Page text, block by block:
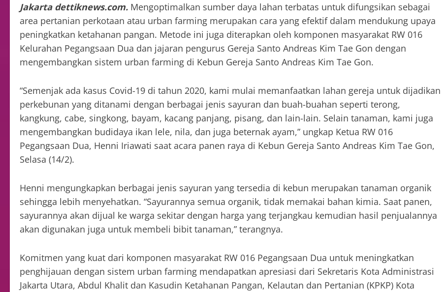
Jakarta dettiknews.com. Mengoptimalkan sumber daya lahan terbatas untuk difungsikan sebagai
area pertanian perkotaan atau urban farming merupakan cara yang efektif dalam mendukung upaya
peningkatkan ketahanan pangan. Metode ini juga diterapkan oleh komponen masyarakat RW 016
Kelurahan Pegangsaan Dua dan jajaran pengurus Gereja Santo Andreas Kim Tae Gon dengan
mengembangkan sistem urban farming di Kebun Gereja Santo Andreas Kim Tae Gon.
“Semenjak ada kasus Covid-19 di tahun 2020, kami mulai memanfaatkan lahan gereja untuk dijadikan
perkebunan yang ditanami dengan berbagai jenis sayuran dan buah-buahan seperti terong,
kangkung, cabe, singkong, bayam, kacang panjang, pisang, dan lain-lain. Selain tanaman, kami juga
mengembangkan budidaya ikan lele, nila, dan juga beternak ayam,” ungkap Ketua RW 016
Pegangsaan Dua, Henni Iriawati saat acara panen raya di Kebun Gereja Santo Andreas Kim Tae Gon,
Selasa (14/2).
Henni mengungkapkan berbagai jenis sayuran yang tersedia di kebun merupakan tanaman organik
sehingga lebih menyehatkan. “Sayurannya semua organik, tidak memakai bahan kimia. Saat panen,
sayurannya akan dijual ke warga sekitar dengan harga yang terjangkau kemudian hasil penjualannya
akan digunakan juga untuk membeli bibit tanaman,” terangnya.
Komitmen yang kuat dari komponen masyarakat RW 016 Pegangsaan Dua untuk meningkatkan
penghijauan dengan sistem urban farming mendapatkan apresiasi dari Sekretaris Kota Administrasi
Jakarta Utara, Abdul Khalit dan Kasudin Ketahanan Pangan, Kelautan dan Pertanian (KPKP) Kota